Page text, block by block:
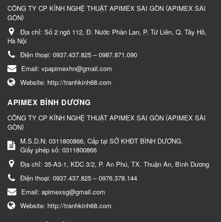
CÔNG TY CP KÍNH NGHỆ THUẬT APIMEX SÀI GÒN (APIMEX SÀI
GÒN)
Địa chỉ: Số 2 ngõ 112, Đ. Nước Phần Lan, P. Tứ Liên, Q. Tây Hồ,
Hà Nội
Điện thoại: 0937.437.825 – 0987.871.090
Email: vpapimexhn@gmail.com
Website: http://tranhkinh68.com
APIMEX BÌNH DƯƠNG
CÔNG TY CP KÍNH NGHỆ THUẬT APIMEX SÀI GÒN (APIMEX SÀI
GÒN)
M.S.D.N: 0311800866, Cấp tại SỞ KHĐT BÌNH DƯƠNG.
Giấy phép số: 0311800866
Địa chỉ: 35-A3-1, KDC 3/2, P. An Phú, TX. Thuận An, Bình Dương
Điện thoại: 0937.437.825 – 0976.378.144
Email: apimexsg@gmail.com
Website: http://tranhkinh68.com